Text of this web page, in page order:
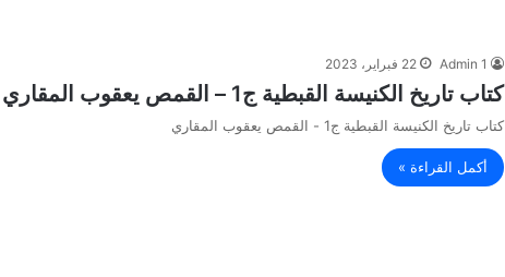
Admin 1 22 فبراير، 2023
كتاب تاريخ الكنيسة القبطية ج1 – القمص يعقوب المقاري
كتاب تاريخ الكنيسة القبطية ج1 - القمص يعقوب المقاري
أكمل القراءة »